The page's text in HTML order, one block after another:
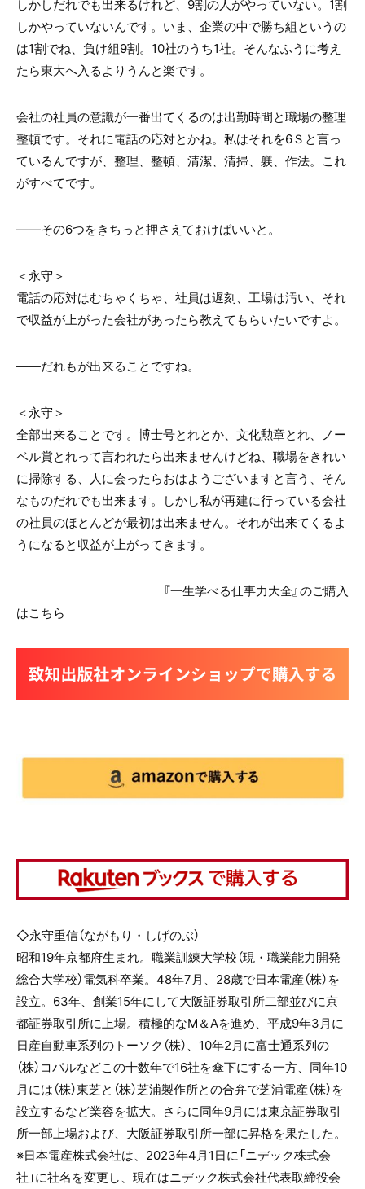
しかしだれでも出来るけれど、 9割の人がやっていない。 1割
しかやっていないんです。いま、企業の中で勝ち組というの
は1割でね、負け組9割。 10社のうち1社。そんなふうに考え
たら東大へ入るよりうんと楽です。
会社の社員の意識が一番出てくるのは出勤時間と職場の整理
整頓です。それに電話の応対とかね。私はそれを6Ｓと言っ
ているんですが、整理、整頓、清潔、清掃、躾、作法。これ
がすべてです。
――その6つをきちっと押さえておけばいいと。
＜永守＞
電話の応対はむちゃくちゃ、社員は遅刻、工場は汚い、それ
で収益が上がった会社があったら教えてもらいたいですよ。
――だれもが出来ることですね。
＜永守＞
全部出来ることです。博士号とれとか、文化勲章とれ、ノー
ベル賞とれって言われたら出来ませんけどね、職場をきれい
に掃除する、人に会ったらおはようございますと言う、そん
なものだれでも出来ます。しかし私が再建に行っている会社
の社員のほとんどが最初は出来ません。それが出来てくるよ
うになると収益が上がってきます。
『一生学べる仕事力大全』のご購入
はこちら
◇永守重信（ながもり・しげのぶ）
昭和19年京都府生まれ。職業訓練大学校（現・職業能力開発
総合大学校）電気科卒業。 48年7月、 28歳で日本電産（株）を
設立。 63年、創業15年にして大阪証券取引所二部並びに京
都証券取引所に上場。積極的なM＆Aを進め、平成9年3月に
日産自動車系列のトーソク（株）、 10年2月に富士通系列の
（株）コパルなどこの十数年で16社を傘下にする一方、同年10
月には（株）東芝と（株）芝浦製作所との合弁で芝浦電産（株）を
設立するなど業容を拡大。さらに同年9月には東京証券取引
所一部上場および、大阪証券取引所一部に昇格を果たした。
※日本電産株式会社は、 2023年4月1日に「ニデック株式会
社」に社名を変更し、現在はニデック株式会社代表取締役会